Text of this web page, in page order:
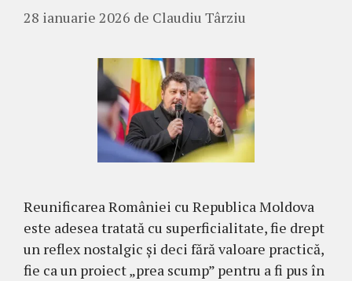
28 ianuarie 2026 de Claudiu Târziu
Reunificarea României cu Republica Moldova
este adesea tratată cu superficialitate, fie drept
un reflex nostalgic și deci fără valoare practică,
fie ca un proiect „prea scump” pentru a fi pus în